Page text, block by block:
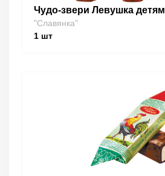
Чудо-звери Левушка детям
"Славянка"
1 шт